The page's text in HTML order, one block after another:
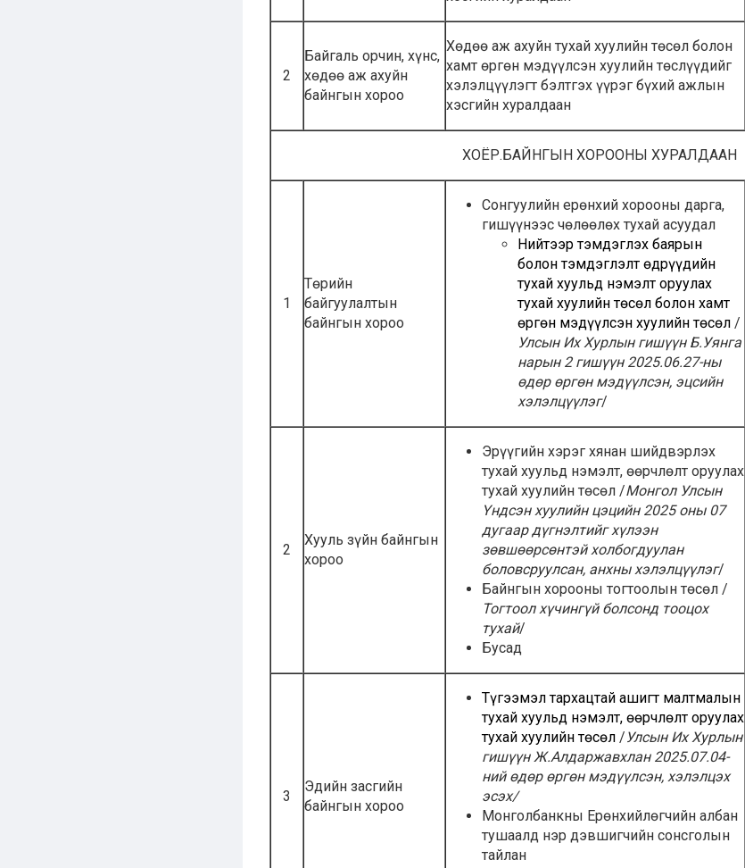
2
Байгаль орчин, хүнс,
хөдөө аж ахуйн
байнгын хороо
Хөдөө аж ахуйн тухай хуулийн төсөл болон
хамт өргөн мэдүүлсэн хуулийн төслүүдийг
хэлэлцүүлэгт бэлтгэх үүрэг бүхий ажлын
хэсгийн хуралдаан
ХОЁР.БАЙНГЫН ХОРООНЫ ХУРАЛДААН
1
Төрийн
байгуулалтын
байнгын хороо
Сонгуулийн ерөнхий хорооны дарга,
гишүүнээс чөлөөлөх тухай асуудал
Нийтээр тэмдэглэх баярын
болон тэмдэглэлт өдрүүдийн
тухай хуульд нэмэлт оруулах
тухай хуулийн төсөл болон хамт
өргөн мэдүүлсэн хуулийн төсөл /
Улсын Их Хурлын гишүүн Б.Уянга
нарын 2 гишүүн 2025.06.27-ны
өдөр өргөн мэдүүлсэн, эцсийн
хэлэлцүүлэг/
2
Хууль зүйн байнгын
хороо
Эрүүгийн хэрэг хянан шийдвэрлэх
тухай хуульд нэмэлт, өөрчлөлт оруулах
тухай хуулийн төсөл /Монгол Улсын
Үндсэн хуулийн цэцийн 2025 оны 07
дугаар дүгнэлтийг хүлээн
зөвшөөрсөнтэй холбогдуулан
боловсруулсан, анхны хэлэлцүүлэг/
Байнгын хорооны тогтоолын төсөл /
Тогтоол хүчингүй болсонд тооцох
тухай/
Бусад
3
Эдийн засгийн
байнгын хороо
Түгээмэл тархацтай ашигт малтмалын
тухай хуульд нэмэлт, өөрчлөлт оруулах
тухай хуулийн төсөл /Улсын Их Хурлын
гишүүн Ж.Алдаржавхлан 2025.07.04-
ний өдөр өргөн мэдүүлсэн, хэлэлцэх
эсэх/
Монголбанкны Ерөнхийлөгчийн албан
тушаалд нэр дэвшигчийн сонсголын
тайлан